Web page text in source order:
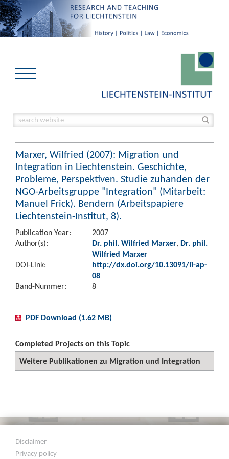
Marxer, Wilfried (2007): Migration und
Integration in Liechtenstein. Geschichte,
Probleme, Perspektiven. Studie zuhanden der
NGO-Arbeitsgruppe "Integration" (Mitarbeit:
Manuel Frick). Bendern (Arbeitspapiere
Liechtenstein-Institut, 8).
Publication Year:
2007
Author(s):
Dr. phil. Wilfried Marxer, Dr. phil.
Wilfried Marxer
DOI-Link:
http://dx.doi.org/10.13091/li-ap-
08
Band-Nummer:
8
PDF Download (1.62 MB)
Completed Projects on this Topic
Weitere Publikationen zu Migration und Integration
Disclaimer
Privacy policy